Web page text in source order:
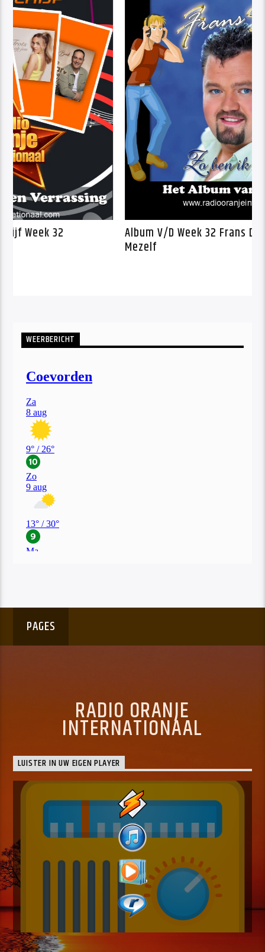
Album V/D
Kwartet Schijf Week 32
WEERBERICHT
PAGES
RADIO ORANJE
INTERNATIONAAL
LUISTER IN UW EIGEN PLAYER